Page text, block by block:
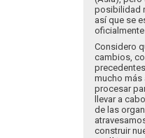
blutman@gmail.com
posibilidad
así que se
Considero
cambios,
mucho más
procesar
llevar a
de las
construir